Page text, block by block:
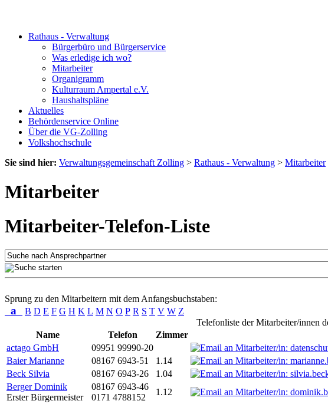
Rathaus - Verwaltung
Bürgerbüro und Bürgerservice
Was erledige ich wo?
Mitarbeiter
Organigramm
Kulturraum Ampertal e.V.
Haushaltspläne
Aktuelles
Behördenservice Online
Über die VG-Zolling
Volkshochschule
Sie sind hier: Verwaltungsgemeinschaft Zolling > Rathaus - Verwaltung > Mitarbeiter
Mitarbeiter
Mitarbeiter-Telefon-Liste
Sprung zu den Mitarbeitern mit dem Anfangsbuchstaben:
a B D E F G H K L M N O P R S T V W Z
Telefonliste der Mitarbeiter/innen
Name
Telefon Zimmer
actago GmbH
09951 99990-20
Baier Marianne
08167 6943-51 1.14
Beck Silvia
08167 6943-26 1.04
Berger Dominik
Erster Bürgermeister
08167 6943-46
0171 4788152
1.12